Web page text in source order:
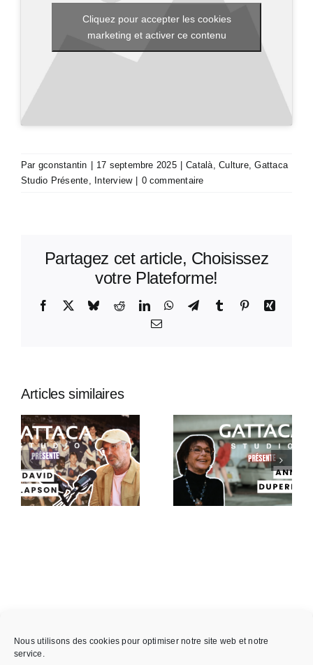
Nous utilisons des cookies pour optimiser notre site web et notre
service.
Cliquez pour accepter les cookies
marketing et activer ce contenu
Par gconstantin | 17 septembre 2025 | Català ,Culture,Gattaca
Studio Présente
Interview | 0 commentaire
Partagez cet article, Choisissez
votre Plateforme!
Facebook BlueskyRedditLinkedInWhatsApp
TelegramTumblr PinterestXing
Email
Articles similaires
Gattaca
Studio
Présente –
Anny
Gattaca
Studio
Présente :
Thibault